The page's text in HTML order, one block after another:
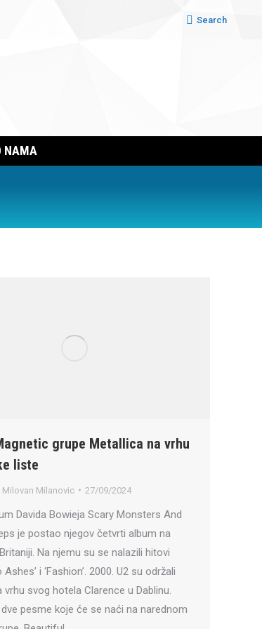
Search:
Search
NAMA
grupe Metallica na vrhu
liste
Milovan Milanovic 27/09/2024
Davida Bowieja Scary Monsters And
je postao njegov četvrti album na
Na njemu su se nalazili hitovi
Ashes’ i ‘Fashion’. 2000. U2 su održali
vrhu svog hotela Clarence u Dablinu.
pesme koje će se naći na narednom